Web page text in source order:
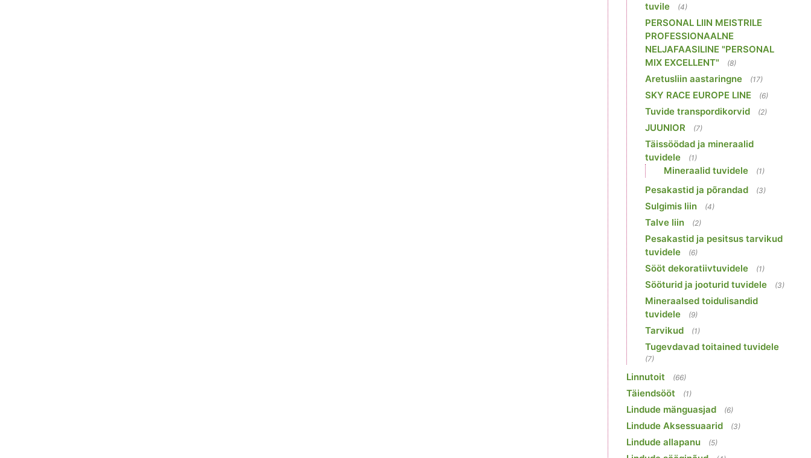
tuvile
(4)
PERSONAL LIIN MEISTRILE
PROFESSIONAALNE
NELJAFAASILINE "PERSONAL
MIX EXCELLENT"
(8)
Aretusliin aastaringne (17)
SKY RACE EUROPE LINE (6)
Tuvide transpordikorvid (2)
JUUNIOR (7)
Täissöödad ja mineraalid
tuvidele
(1)
Mineraalid tuvidele (1)
Pesakastid ja põrandad (3)
Sulgimis liin (4)
Talve liin (2)
Pesakastid ja pesitsus tarvikud
tuvidele
(6)
Sööt dekoratiivtuvidele (1)
Sööturid ja jooturid tuvidele (3)
Mineraalsed toidulisandid
tuvidele
(9)
Tarvikud (1)
Tugevdavad toitained tuvidele
(7)
Linnutoit (66)
Täiendsööt (1)
Lindude mänguasjad (6)
Lindude Aksessuaarid (3)
Lindude allapanu (5)